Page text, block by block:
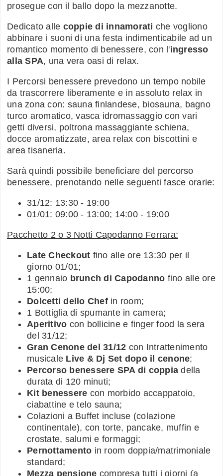
prosegue con il ballo dopo la mezzanotte.
Dedicato alle coppie di innamorati che vogliono
abbinare i suoni di una festa indimenticabile ad un
romantico momento di benessere, con l'ingresso
alla SPA, una vera oasi di relax.
I Percorsi benessere prevedono un tempo nobile
da trascorrere liberamente e in assoluto relax in
una zona con: sauna finlandese, biosauna, bagno
turco aromatico, vasca idromassaggio con vari
getti diversi, poltrona massaggiante schiena,
docce aromatizzate, area relax con biscottini e
area tisaneria.
Sarà quindi possibile beneficiare del percorso
benessere, prenotando nelle seguenti fasce orarie:
31/12: 13:30 - 19:00
01/01: 09:00 - 13:00; 14:00 - 19:00
Pacchetto 2 o 3 Notti Capodanno Ferrara:
Late Checkout fino alle ore 13:30 per il
giorno 01/01;
1 gennaio brunch di Capodanno fino alle ore
15:00;
Dolcetti dello Chefin room;
1 Bottiglia di spumante in camera;
Aperitivo con bollicine e finger food la sera
del 31/12;
Gran Cenone del 31/12 con Intrattenimento
musicale Live & Dj Set dopo il cenone;
Percorso benessere SPA di coppia della
durata di 120 minuti;
Kit benessere con morbido accappatoio,
ciabattine e telo sauna;
Colazioni a Buffet incluse (colazione
continentale), con torte, pancake, muffin e
crostate, salumi e formaggi;
Pernottamento in room doppia/matrimoniale
standard;
Mezza pensione compresa tutti i giorni (a